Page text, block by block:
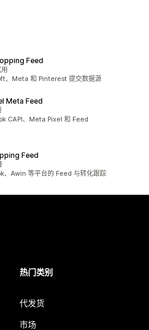
Feed
、Meta 和 Pinterest 提交数据源
Meta Feed
CAPI、Meta Pixel 和 Feed
Feed
、Awin 等平台的 Feed 与转化跟踪
热门类别
代发货
市场